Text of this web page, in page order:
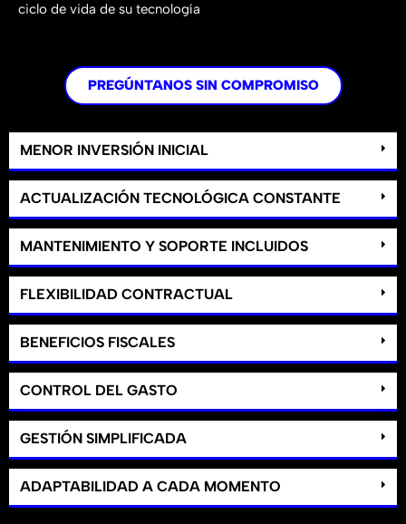
ciclo de vida de su tecnología
PREGÚNTANOS SIN COMPROMISO
MENOR INVERSIÓN INICIAL
ACTUALIZACIÓN TECNOLÓGICA CONSTANTE
MANTENIMIENTO Y SOPORTE INCLUIDOS
FLEXIBILIDAD CONTRACTUAL
BENEFICIOS FISCALES
CONTROL DEL GASTO
GESTIÓN SIMPLIFICADA
ADAPTABILIDAD A CADA MOMENTO